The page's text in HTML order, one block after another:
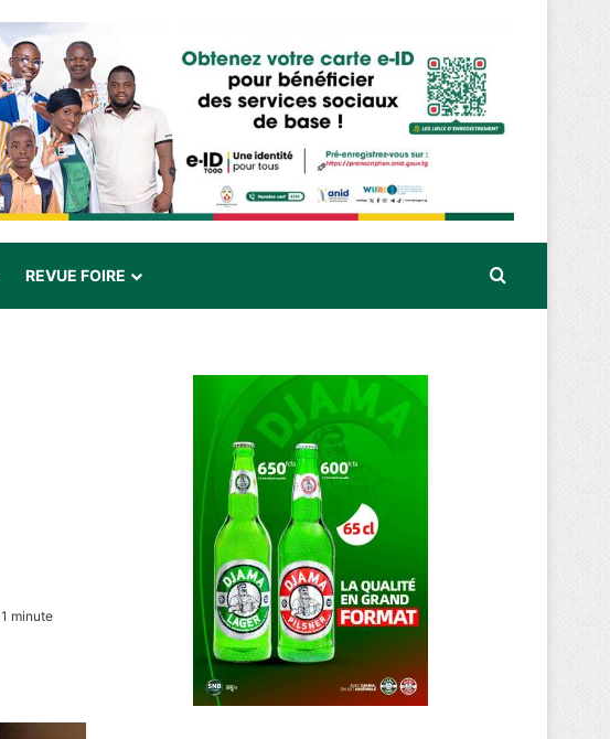
REVUE FOIRE Rechercher
minute